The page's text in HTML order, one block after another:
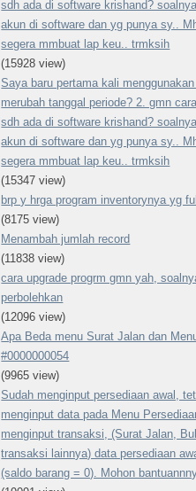
sdh ada di software krishand?
akun di software dan yg punya sy..
segera mmbuat lap keu.. trmksih
(15928 view)
Saya baru pertama kali
merubah tanggal periode? 2. gmn
sdh ada di software krishand?
akun di software dan yg punya sy..
segera mmbuat lap keu.. trmksih
(15347 view)
brp y hrga program inventorynya yg
(8175 view)
Menambah jumlah record
(11838 view)
cara upgrade progrm gmn yah,
perbolehkan
(12096 view)
Apa Beda menu Surat Jalan dan
#0000000054
(9965 view)
Sudah menginput persediaan awal,
menginput data pada Menu
menginput transaksi, (Surat Jalan,
transaksi lainnya) data persediaan
(saldo barang = 0). Mohon